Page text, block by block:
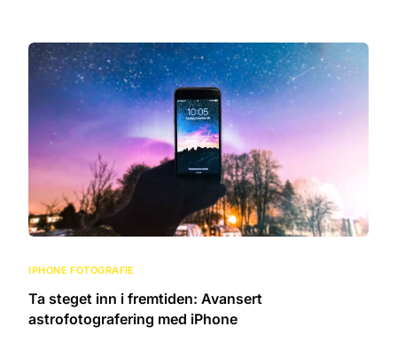
IPHONE FOTOGRAFIE
Ta steget inn i fremtiden: Avansert
astrofotografering med iPhone